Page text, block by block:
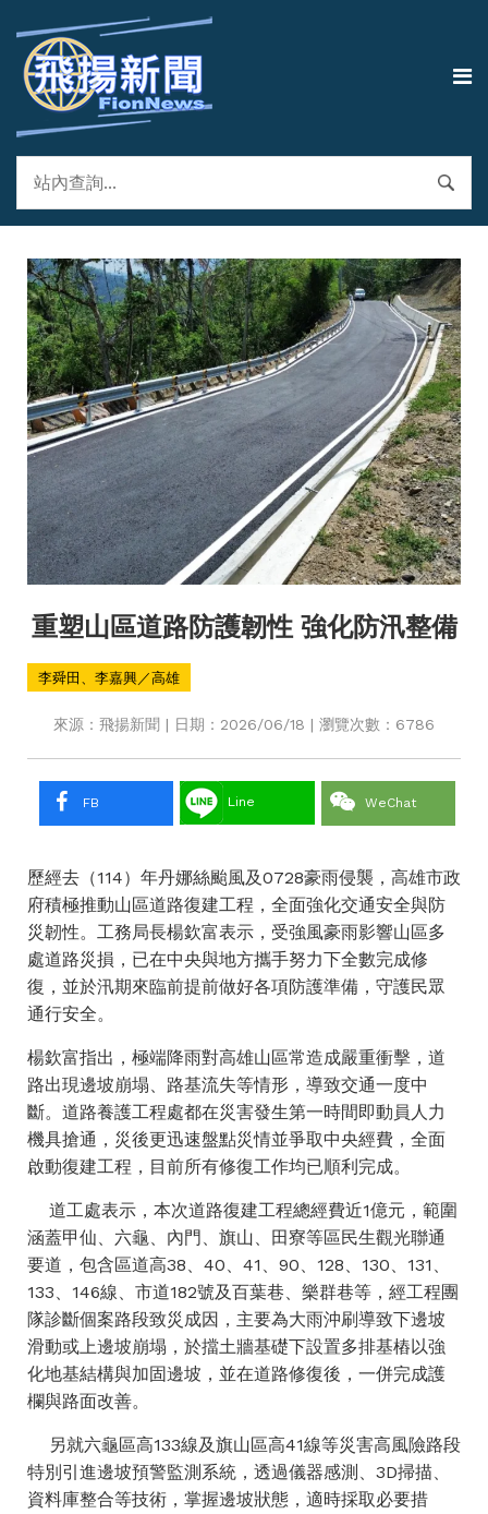
重塑山區道路防護韌性 強化防汛整備
李舜田、李嘉興／高雄
來源：飛揚新聞 | 日期：2026/06/18 | 瀏覽次數：6786
FB Line WeChat
歷經去（114）年丹娜絲颱風及0728豪雨侵襲，高雄市政
府積極推動山區道路復建工程，全面強化交通安全與防
災韌性。工務局長楊欽富表示，受強風豪雨影響山區多
處道路災損，已在中央與地方攜手努力下全數完成修
復，並於汛期來臨前提前做好各項防護準備，守護民眾
通行安全。
楊欽富指出，極端降雨對高雄山區常造成嚴重衝擊，道
路出現邊坡崩塌、路基流失等情形，導致交通一度中
斷。道路養護工程處都在災害發生第一時間即動員人力
機具搶通，災後更迅速盤點災情並爭取中央經費，全面
啟動復建工程，目前所有修復工作均已順利完成。
道工處表示，本次道路復建工程總經費近1億元，範圍
涵蓋甲仙、六龜、內門、旗山、田寮等區民生觀光聯通
要道，包含區道高38、40、41、90、128、130、131、
133、146線、市道182號及百葉巷、樂群巷等，經工程團
隊診斷個案路段致災成因，主要為大雨沖刷導致下邊坡
滑動或上邊坡崩塌，於擋土牆基礎下設置多排基樁以強
化地基結構與加固邊坡，並在道路修復後，一併完成護
欄與路面改善。
另就六龜區高133線及旗山區高41線等災害高風險路段
特別引進邊坡預警監測系統，透過儀器感測、3D掃描、
資料庫整合等技術，掌握邊坡狀態，適時採取必要措